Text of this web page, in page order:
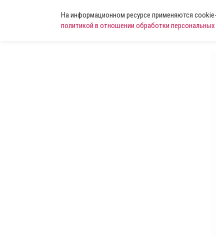
На информационном ресурсе применяются
политикой в отношении обработки